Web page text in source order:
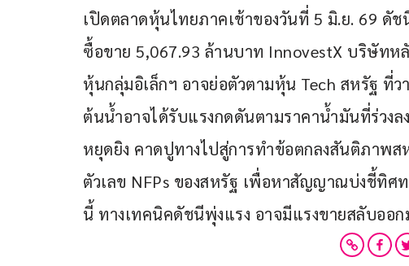
เปิดตลาดหุ้นไทยภาคเช้าของวันที่ 5 มิ.ย. 69 ดั
ซื้อขาย 5,067.93 ล้านบาท InnovestX บริษัทห
หุ้นกลุ่มอิเล็กฯ อาจย่อตัวตามหุ้น Tech สหรัฐ ที่
ต้นน้ำอาจได้รับแรงกดดันตามราคาน้ำมันที่ร่วง
หยุดยิง คาดปูทางไปสู่การทําข้อตกลงสันติภาพ
ตัวเลข NFPs ของสหรัฐ เพื่อหาสัญญาณบ่งชี้ทิศ
นี้ ทางเทคนิคดัชนีพุ่งแรง อาจมีแรงขายสลับออ